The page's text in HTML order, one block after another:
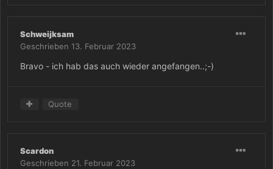
Schweijksam
Geschrieben 13. Februar 2023
Bravo - ich hab das auch wieder angefangen..;-)
Quote
Scardon
Geschrieben 21. Februar 2023